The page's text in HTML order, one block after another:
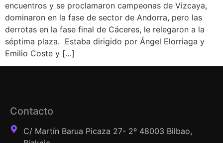
encuentros y se proclamaron campeonas de Vizcaya,
dominaron en la fase de sector de Andorra, pero las
derrotas en la fase final de Cáceres, le relegaron a la
séptima plaza. Estaba dirigido por Ángel Elorriaga y
Emilio Coste y […]
Contacto
C/ Martín Barua Picaza 27- 2º 48003 Bilbao,